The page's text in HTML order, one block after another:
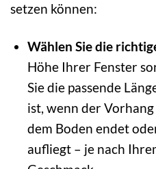
setzen können:
Wählen Sie die
Höhe Ihrer Fenster
Sie die passende
ist, wenn der
dem Boden endet
aufliegt – je nach